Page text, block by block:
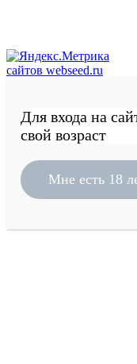
сайтов webseed.ru
Для входа на
свой возраст
Мне есть 18